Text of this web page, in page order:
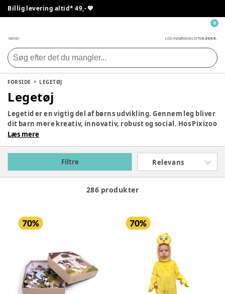
Billig levering altid* 49,- 💙
MENU LOG INDØNSKELISTE0,00 KR.
0
FORSIDE LEGETØJ
Legetøj
Legetid er en vigtig del af børns udvikling. Gennem leg bliver
dit barn mere kreativ, innovativ, robust og social. Hos Pixizoo
har vi samlet det bedste legetøj til både babyer og børn.
barn her.
Læs mere
Filtre Relevans
286 produkter